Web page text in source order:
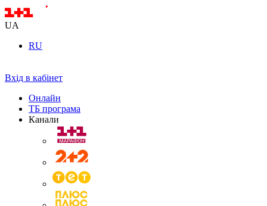
UA
RU
Вхід в кабінет
Онлайн
ТБ програма
Канали